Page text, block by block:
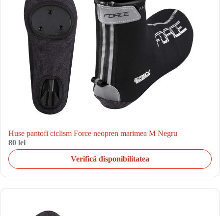
Huse pantofi ciclism Force neopren marimea M Negru
80 lei
Verifică disponibilitatea